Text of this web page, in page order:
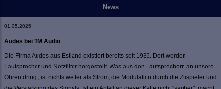
News
01.05.2025
Audes bei TM Audio
Die Firma Audes aus Estland existiert bereits seit 1936. Dort werden
Lautsprecher und Netzfilter hergestellt. Was aus den Lautsprechern an unsere
Ohren dringt, ist nichts weiter als Strom, die Modulation durch die Zuspieler und